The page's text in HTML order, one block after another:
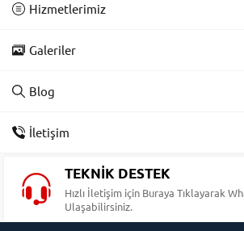
Hizmetlerimiz
Galeriler
Blog
İletişim
TEKNİK DESTEK
Hızlı İletişim için Buraya Tıklayarak
Ulaşabilirsiniz.